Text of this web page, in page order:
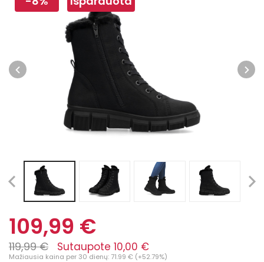
109,99 €
119,99 € Sutaupote 10,00 €
Mažiausia kaina per 30 dienų: 71.99 € (+52.79%)